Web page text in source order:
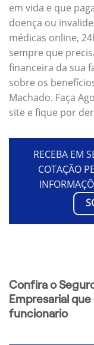
em vida e que
doença ou
médicas online,
sempre que
financeira da sua
sobre os
Machado. Faça
site e fique por
RECEBA EM
COTAÇÃO
Confira o
Empresarial
funcionario